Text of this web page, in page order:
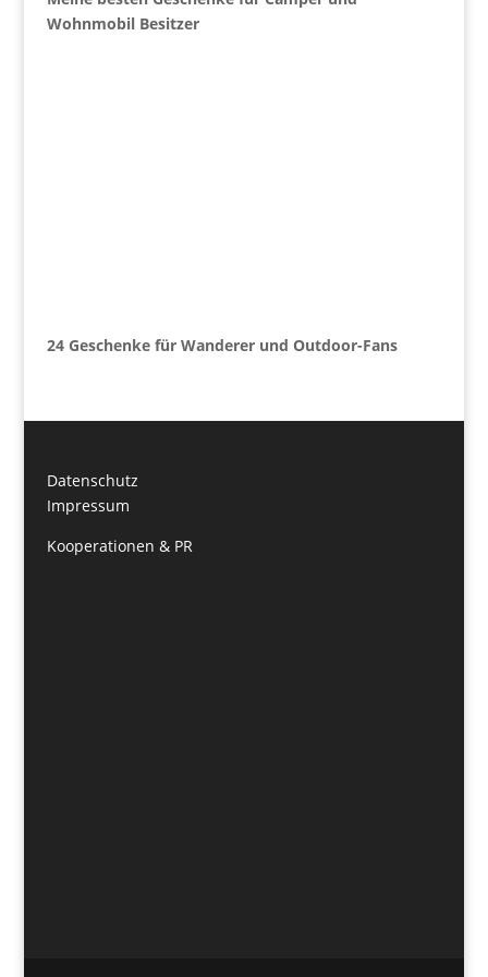
Wohnmobil Besitzer
24 Geschenke für Wanderer und Outdoor-Fans
Datenschutz
Impressum
Kooperationen & PR